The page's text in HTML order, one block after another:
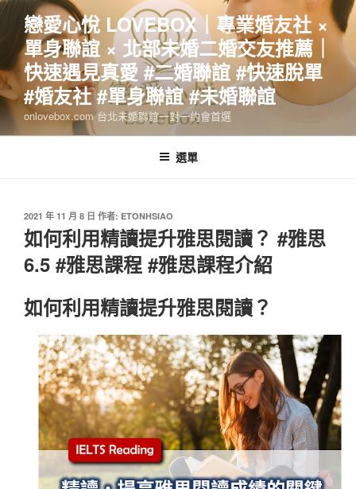
跳
主
要
內
容
戀愛心悅 LOVEBOX｜專業婚友社 ×
單身聯誼 × 北部未婚二婚交友推薦｜
快速遇見真愛 #二婚聯誼 #快速脫單
#婚友社 #單身聯誼 #未婚聯誼
onlovebox.com 台北未婚聯誼一對一約會首選
選單
發
佈
於
2021 年 11 月 8 日 作者: ETONHSIAO
如何利用精讀提升雅思閱讀？ #雅思
6.5 #雅思課程 #雅思課程介紹
如何利用精讀提升雅思閱讀？